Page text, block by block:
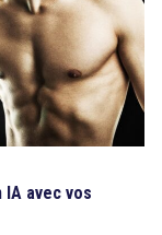
IA avec vos